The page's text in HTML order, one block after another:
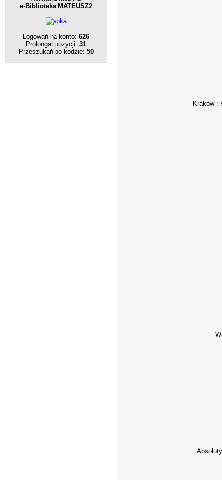
e-Biblioteka MATEUSZ2
Logowań na konto:626
Prolongat pozycji:31
Przeszukań po kodzie: 50
Kraków :